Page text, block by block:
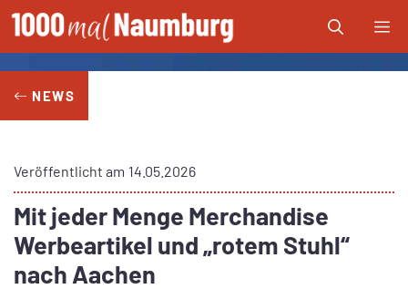
Zum
Inhalt
springen
NEWS
Veröffentlicht am 14.05.2026
Mit jeder Menge Merchandise
Werbeartikel und „rotem Stuhl“
nach Aachen